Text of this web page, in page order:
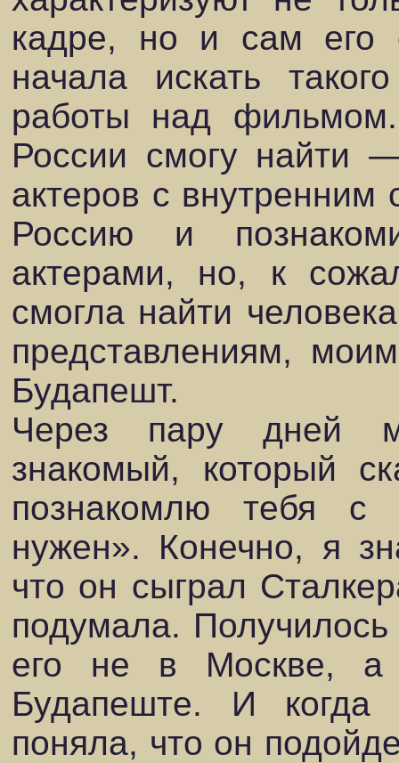
кадре, но и сам его
начала искать
работы над
России смогу найти
актеров с внутренним
Россию и
актерами, но, к
смогла найти
представлениям,
Будапешт.
Через пару дней
знакомый, который
познакомлю тебя с
нужен». Конечно, я
что он сыграл
подумала.
его не в Москве, а
Будапеште. И когда
поняла, что он